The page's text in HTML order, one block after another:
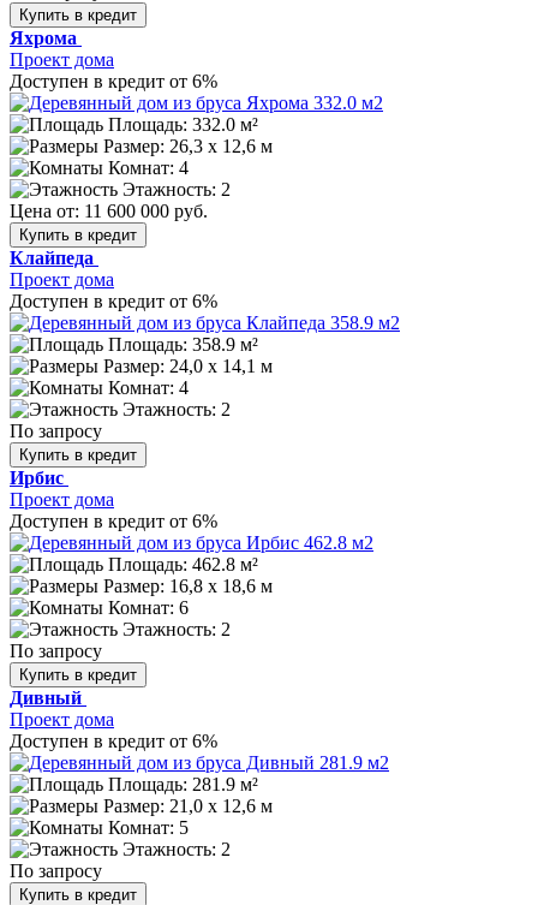
Купить в кредит
Яхрома
Проект дома
Доступен в кредит от 6%
Площадь: 332.0 м²
Размер: 26,3 х 12,6 м
Комнат: 4
Этажность: 2
Цена от: 11 600 000 руб.
Купить в кредит
Клайпеда
Проект дома
Доступен в кредит от 6%
Площадь: 358.9 м²
Размер: 24,0 х 14,1 м
Комнат: 4
Этажность: 2
По запросу
Купить в кредит
Ирбис
Проект дома
Доступен в кредит от 6%
Площадь: 462.8 м²
Размер: 16,8 х 18,6 м
Комнат: 6
Этажность: 2
По запросу
Купить в кредит
Дивный
Проект дома
Доступен в кредит от 6%
Площадь: 281.9 м²
Размер: 21,0 х 12,6 м
Комнат: 5
Этажность: 2
По запросу
Купить в кредит